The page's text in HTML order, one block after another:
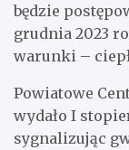
będzie
grudnia 2023
warunki –
Powiatowe
wydało I
sygnalizując